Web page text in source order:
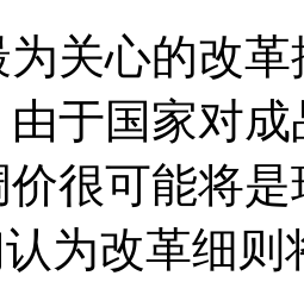
关心的改
于国家对
很可能将
为改革细